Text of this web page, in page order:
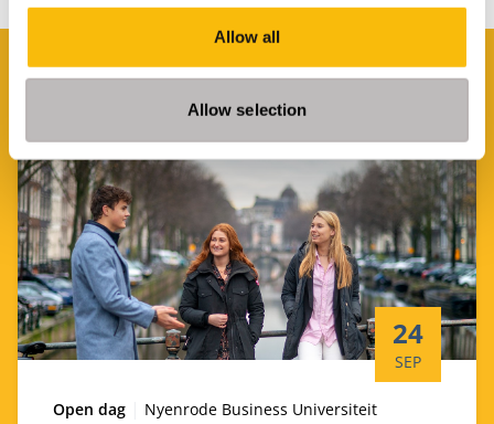
Allow all
Allow selection
Benieuwd? Kom naar een open dag!
Startdatum:
24
SEP
Type:
Open dag Locatie:
Nyenrode Business Universiteit